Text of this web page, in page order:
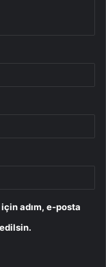
adım, e-posta